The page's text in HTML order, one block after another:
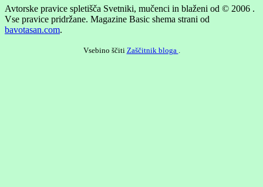
Avtorske pravice spletišča Svetniki, mučenci in blaženi od © 2006 .
Vse pravice pridržane. Magazine Basic shema strani od
bavotasan.com.
Vsebino ščiti Zaščitnik bloga .